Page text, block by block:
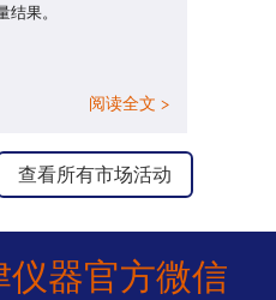
结果。
阅读全文 >
查看所有市场活动
器官方微信